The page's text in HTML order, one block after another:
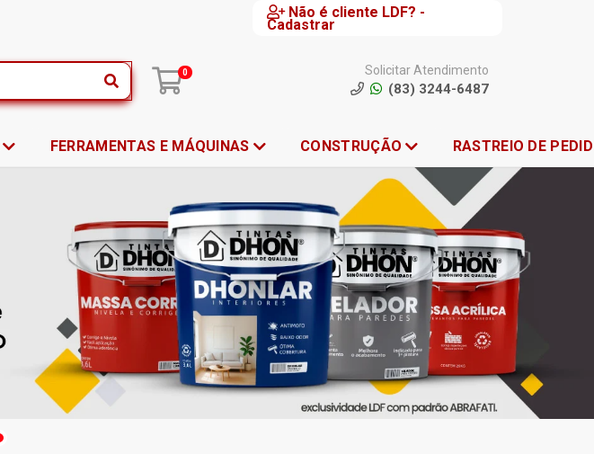
Não é cliente LDF? -
Cadastrar
0 Solicitar Atendimento
(83) 3244-6487
FERRAMENTAS E MÁQUINAS CONSTRUÇÃO RASTREIO DE